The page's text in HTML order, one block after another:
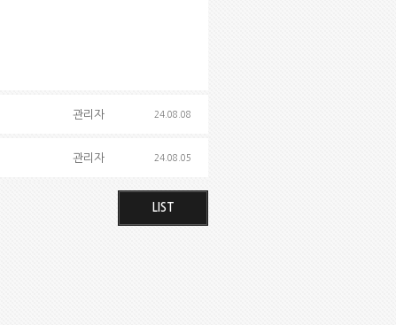
관리자 24.08.08
관리자 24.08.05
LIST